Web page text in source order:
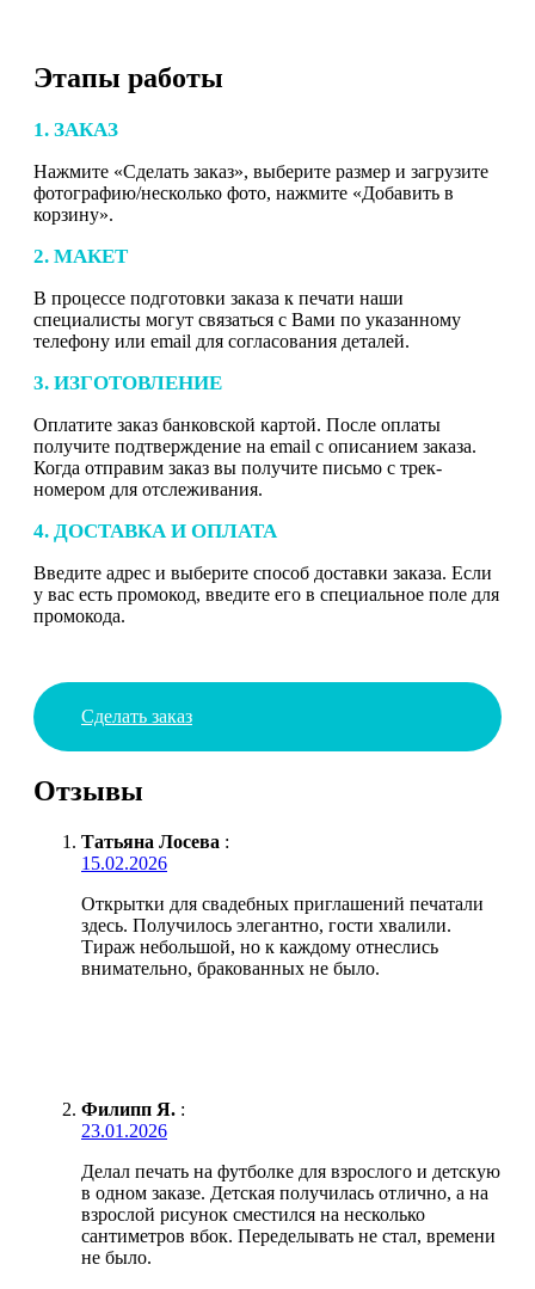
Этапы работы
1. ЗАКАЗ
Нажмите «Сделать заказ», выберите размер и загрузите
фотографию/несколько фото, нажмите «Добавить в
корзину».
2. МАКЕТ
В процессе подготовки заказа к печати наши
специалисты могут связаться с Вами по указанному
телефону или email для согласования деталей.
3. ИЗГОТОВЛЕНИЕ
Оплатите заказ банковской картой. После оплаты
получите подтверждение на email с описанием заказа.
Когда отправим заказ вы получите письмо с трек-
номером для отслеживания.
4. ДОСТАВКА И ОПЛАТА
Введите адрес и выберите способ доставки заказа. Если
у вас есть промокод, введите его в специальное поле для
промокода.
Сделать заказ
Отзывы
Татьяна Лосева :
15.02.2026
Открытки для свадебных приглашений печатали
здесь. Получилось элегантно, гости хвалили.
Тираж небольшой, но к каждому отнеслись
внимательно, бракованных не было.
Филипп Я. :
23.01.2026
Делал печать на футболке для взрослого и детскую
в одном заказе. Детская получилась отлично, а на
взрослой рисунок сместился на несколько
сантиметров вбок. Переделывать не стал, времени
не было.